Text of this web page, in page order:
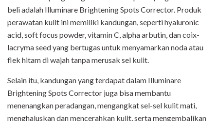
beli adalah Illuminare Brightening Spots Corrector. Produk
perawatan kulit ini memiliki kandungan, seperti hyaluronic
acid, soft focus powder, vitamin C, alpha arbutin, dan coix-
lacryma seed yang bertugas untuk menyamarkan noda atau
flek hitam di wajah tanpa merusak sel kulit.
Selain itu, kandungan yang terdapat dalam Illuminare
Brightening Spots Corrector juga bisa membantu
menenangkan peradangan, mengangkat sel-sel kulit mati,
menghaluskan dan mencerahkan kulit, serta mengembalikan